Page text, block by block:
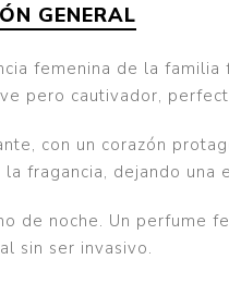
GENERAL
femenina de la
pero cautivador,
con un corazón
fragancia, dejando
de noche. Un perfume
sin ser invasivo.